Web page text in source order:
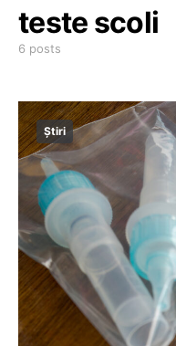
teste scoli
6 posts
Știri